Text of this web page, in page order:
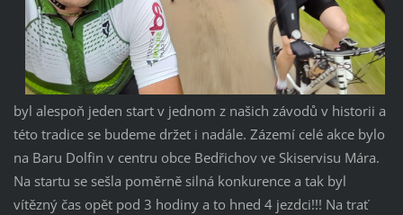
byl alespoň jeden start v jednom z našich závodů v historii a
této tradice se budeme držet i nadále. Zázemí celé akce bylo
na Baru Dolfin v centru obce Bedřichov ve Skiservisu Mára.
Na startu se sešla poměrně silná konkurence a tak byl
vítězný čas opět pod 3 hodiny a to hned 4 jezdci!!! Na trať